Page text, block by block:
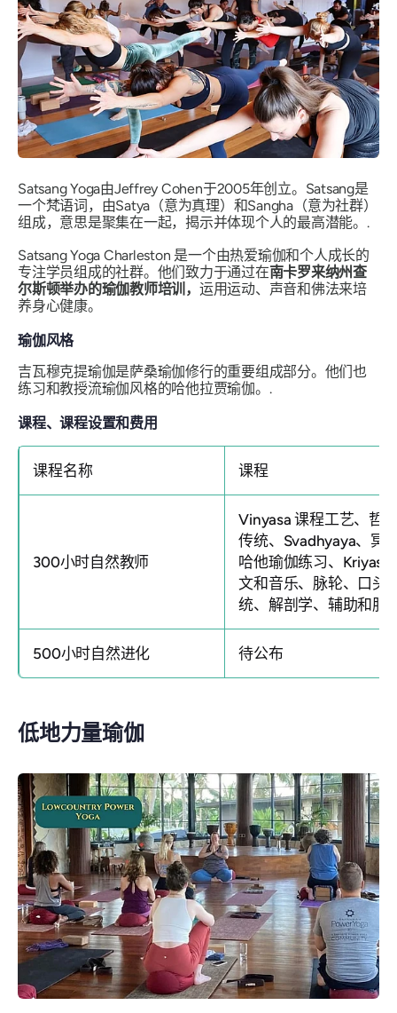
Satsang Yoga由Jeffrey Cohen于2005年创立。Satsang是
一个梵语词，由Satya（意为真理）和Sangha（意为社群）
组成，意思是聚集在一起，揭示并体现个人的最高潜能。.
Satsang Yoga Charleston 是一个由热爱瑜伽和个人成长的
专注学员组成的社群。他们致力于通过在南卡罗来纳州查
尔斯顿举办的瑜伽教师培训， 运用运动、声音和佛法来培
养身心健康。
瑜伽风格
吉瓦穆克提瑜伽是萨桑瑜伽修行的重要组成部分。他们也
练习和教授流瑜伽风格的哈他拉贾瑜伽。.
课程、课程设置和费用
课程名称 课程
300小时自然教师
Vinyasa 课程工艺、哲
传统、Svadhyaya、冥
哈他瑜伽练习、Kriyas
文和音乐、脉轮、口头
统、解剖学、辅助和服
500小时自然进化 待公布
低地力量瑜伽